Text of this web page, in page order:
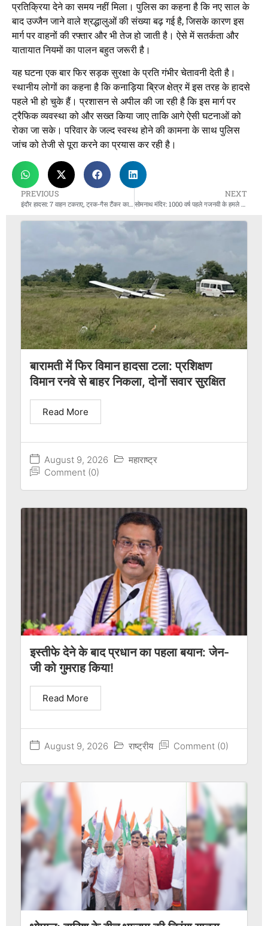
प्रतिक्रिया देने का समय नहीं मिला। पुलिस का कहना है कि नए साल के
बाद उज्जैन जाने वाले श्रद्धालुओं की संख्या बढ़ गई है, जिसके कारण इस
मार्ग पर वाहनों की रफ्तार और भी तेज हो जाती है। ऐसे में सतर्कता और
यातायात नियमों का पालन बहुत जरूरी है।
यह घटना एक बार फिर सड़क सुरक्षा के प्रति गंभीर चेतावनी देती है।
स्थानीय लोगों का कहना है कि कनाड़िया ब्रिज क्षेत्र में इस तरह के हादसे
पहले भी हो चुके हैं। प्रशासन से अपील की जा रही है कि इस मार्ग पर
ट्रैफिक व्यवस्था को और सख्त किया जाए ताकि आगे ऐसी घटनाओं को
रोका जा सके। परिवार के जल्द स्वस्थ होने की कामना के साथ पुलिस
जांच को तेजी से पूरा करने का प्रयास कर रही है।
PREVIOUS
इंदौर हादसा: 7 वाहन टकराए, ट्रक-गैस टैंकर कारों पर चढ़े, पिकअप उड़कर गिरी
NEXT
बारामती में फिर विमान हादसा टला: प्रशिक्षण
विमान रनवे से बाहर निकला, दोनों सवार सुरक्षित
August 9, 2026
महाराष्ट्र
Comment (0)
Read More
इस्तीफे देने के बाद प्रधान का पहला बयान: जेन-
जी को गुमराह किया!
August 9, 2026 राष्ट्रीय Comment (0)
Read More